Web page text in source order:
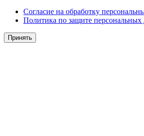
Согласие на обработку
Политика по защите
Принять